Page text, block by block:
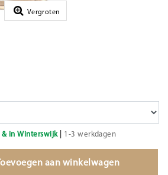
Vergroten
& in Winterswijk| 1-3 werkdagen
aan winkelwagen